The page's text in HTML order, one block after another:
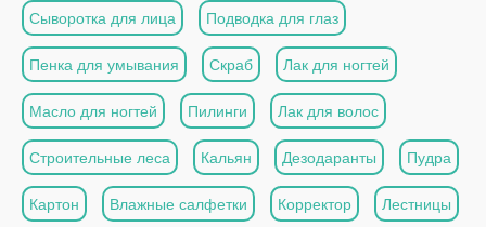
Сыворотка для лица Подводка для глаз
Пенка для умывания Скраб Лак для ногтей
Масло для ногтей Пилинги Лак для волос
Строительные леса Кальян Дезодаранты Пудра
Картон Влажные салфетки Корректор Лестницы